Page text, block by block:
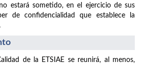
estará sometido, en el ejercicio de sus
de confidencialidad que establece la
de la ETSIAE se reunirá, al menos,